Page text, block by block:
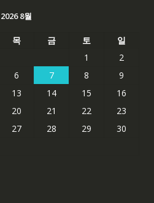
2026 8월
목 금 토
일
1
2
6 7 8
9
13 14 15
16
20 21 22
23
27 28 29
30